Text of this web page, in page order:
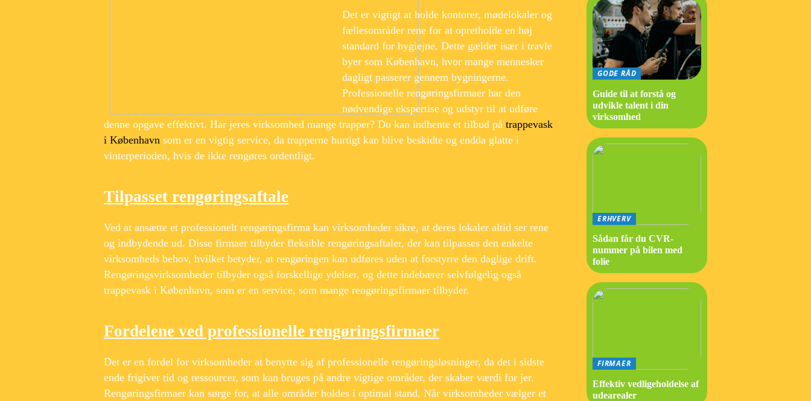
Det er vigtigt at holde kontorer, mødelokaler og
fællesområder rene for at opretholde en høj
standard for hygiejne. Dette gælder især i travle
byer som København, hvor mange mennesker
dagligt passerer gennem bygningerne.
Professionelle rengøringsfirmaer har den
nødvendige ekspertise og udstyr til at udføre
denne opgave effektivt. Har jeres virksomhed mange trapper? Du kan indhente et tilbud på trappevask
i København som er en vigtig service, da trapperne hurtigt kan blive beskidte og endda glatte i
vinterperioden, hvis de ikke rengøres ordentligt.
Tilpasset rengøringsaftale
Ved at ansætte et professionelt rengøringsfirma kan virksomheder sikre, at deres lokaler altid ser rene
og indbydende ud. Disse firmaer tilbyder fleksible rengøringsaftaler, der kan tilpasses den enkelte
virksomheds behov, hvilket betyder, at rengøringen kan udføres uden at forstyrre den daglige drift.
Rengøringsvirksomheder tilbyder også forskellige ydelser, og dette indebærer selvfølgelig også
trappevask i København, som er en service, som mange rengøringsfirmaer tilbyder.
Fordelene ved professionelle rengøringsfirmaer
Det er en fordel for virksomheder at benytte sig af professionelle rengøringsløsninger, da det i sidste
ende frigiver tid og ressourcer, som kan bruges på andre vigtige områder, der skaber værdi for jer.
Rengøringsfirmaer kan sørge for, at alle områder holdes i optimal stand. Når virksomheder vælger et
GODE RÅD
Guide til at forstå og
udvikle talent i din
virksomhed
ERHVERV
Sådan får du CVR-
nummer på bilen med
folie
FIRMAER
Effektiv vedligeholdelse af
udearealer